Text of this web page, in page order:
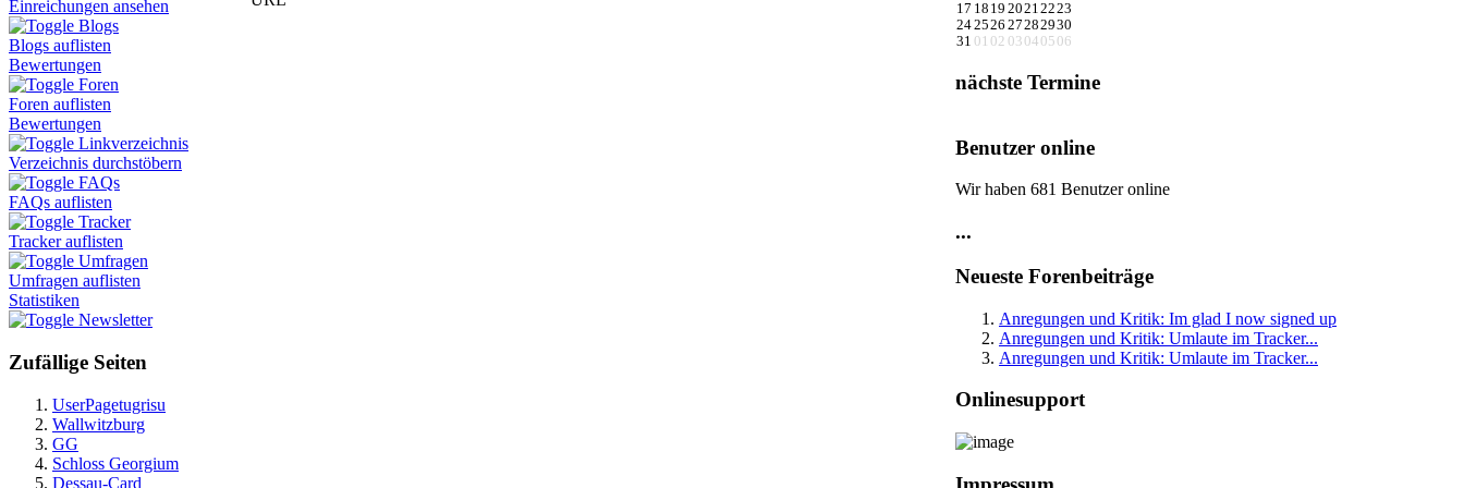
Einreichungen ansehen
Blogs
Blogs auflisten
Bewertungen
Foren
Foren auflisten
Bewertungen
Linkverzeichnis
Verzeichnis durchstöbern
FAQs
FAQs auflisten
Tracker
Tracker auflisten
Umfragen
Umfragen auflisten
Statistiken
Newsletter
Zufällige Seiten
UserPagetugrisu
Wallwitzburg
GG
Schloss Georgium
Dessau-Card
17 18 19 20212223
242526 27282930
31 01 02 03 04 05 06
nächste Termine
Benutzer online
Wir haben 681 Benutzer online
...
Neueste Forenbeiträge
Anregungen und Kritik: Im glad I now signed up
Anregungen und Kritik: Umlaute im Tracker...
Anregungen und Kritik: Umlaute im Tracker...
Onlinesupport